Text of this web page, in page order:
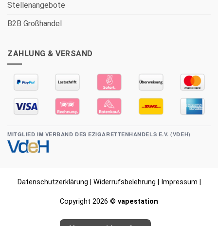
Stellenangebote
B2B Großhandel
ZAHLUNG & VERSAND
MITGLIED IM VERBAND DES EZIGARETTENHANDELS E.V. (VDEH)
Datenschutzerklärung Widerrufsbelehrung Impressum
Copyright 2026 © vapestation